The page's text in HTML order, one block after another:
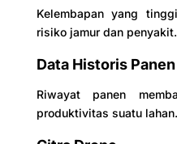
Kelembapan yang
risiko jamur dan penyakit.
Data Historis Panen
Riwayat panen
produktivitas suatu lahan.